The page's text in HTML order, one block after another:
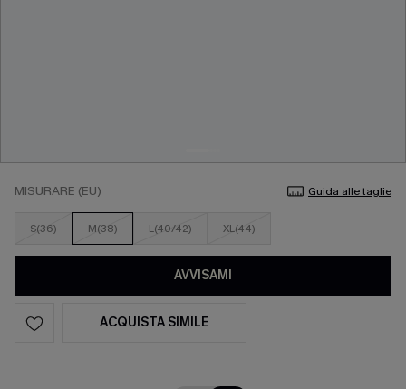
MISURARE (EU) Guida alle taglie
S(36) M(38) L(40/42) XL(44)
AVVISAMI
ACQUISTA SIMILE